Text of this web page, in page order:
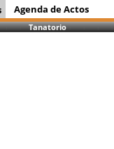
Agenda de Actos
Tanatorio